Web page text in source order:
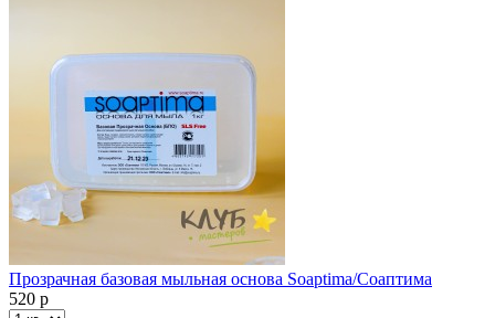
Прозрачная базовая мыльная основа Soaptima/Соаптима
520 p